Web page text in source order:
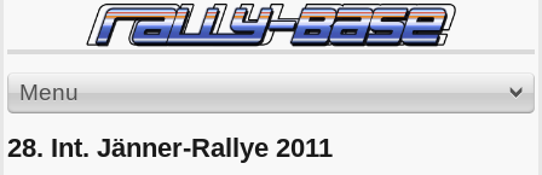
Menu
28. Int. Jänner-Rallye 2011